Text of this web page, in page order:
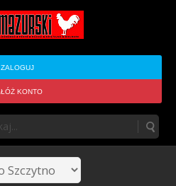
ZALOGUJ
KONTO